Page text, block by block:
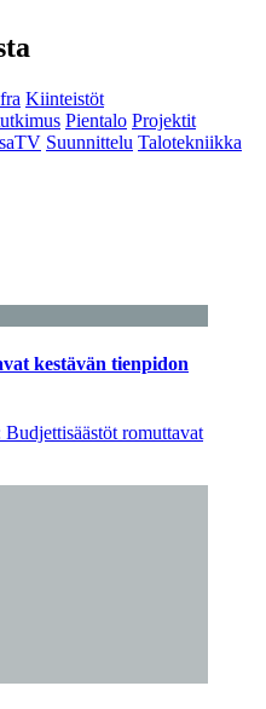
Kiinteistöt
Pientalo Projektit
Suunnittelu Talotekniikka
kestävän tienpidon
romuttavat